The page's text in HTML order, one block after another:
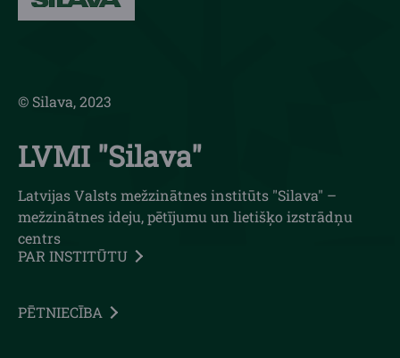
© Silava, 2023
LVMI "Silava"
Latvijas Valsts mežzinātnes institūts "Silava" –
mežzinātnes ideju, pētījumu un lietišķo izstrādņu
centrs
PAR INSTITŪTU
PĒTNIECĪBA